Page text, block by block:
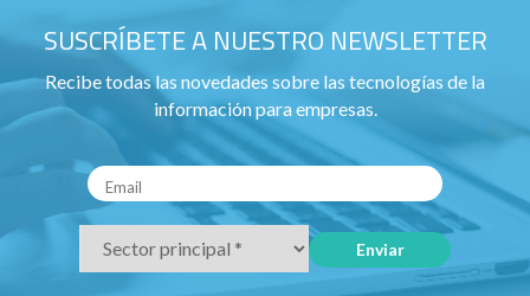
SUSCRÍBETE A NUESTRO NEWSLETTER
Recibe todas las novedades sobre las tecnologías de la
información para empresas.